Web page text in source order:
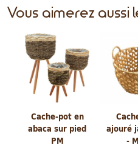
Vous aimerez aussi
Cache-pot en
abaca sur pied
PM
ajouré
-